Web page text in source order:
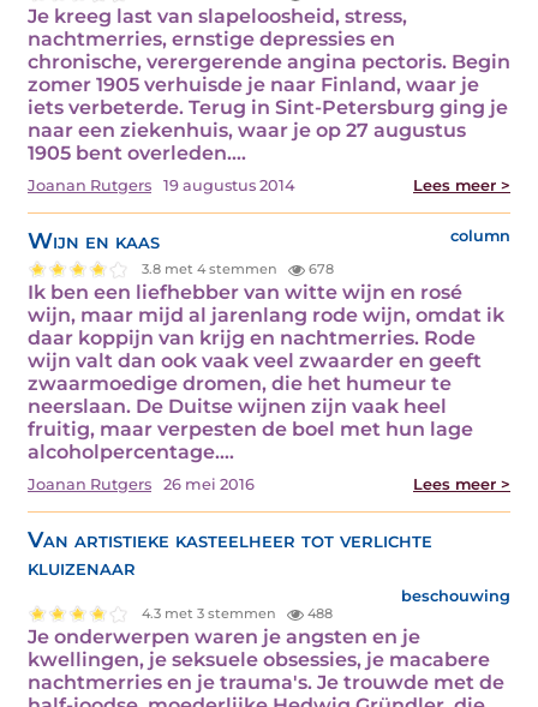
Je kreeg last van slapeloosheid, stress,
nachtmerries, ernstige depressies en
chronische, verergerende angina pectoris. Begin
zomer 1905 verhuisde je naar Finland, waar je
iets verbeterde. Terug in Sint-Petersburg ging je
naar een ziekenhuis, waar je op 27 augustus
1905 bent overleden.…
Joanan Rutgers 19 augustus 2014 Lees meer >
Wijn en kaas column
3.8 met 4 stemmen 678
Ik ben een liefhebber van witte wijn en rosé
wijn, maar mijd al jarenlang rode wijn, omdat ik
daar koppijn van krijg en nachtmerries. Rode
wijn valt dan ook vaak veel zwaarder en geeft
zwaarmoedige dromen, die het humeur te
neerslaan. De Duitse wijnen zijn vaak heel
fruitig, maar verpesten de boel met hun lage
alcoholpercentage.…
Joanan Rutgers 26 mei 2016 Lees meer >
Van artistieke kasteelheer tot verlichte
kluizenaar
beschouwing
4.3 met 3 stemmen 488
Je onderwerpen waren je angsten en je
kwellingen, je seksuele obsessies, je macabere
nachtmerries en je trauma's. Je trouwde met de